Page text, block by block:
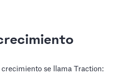
se llama Traction: